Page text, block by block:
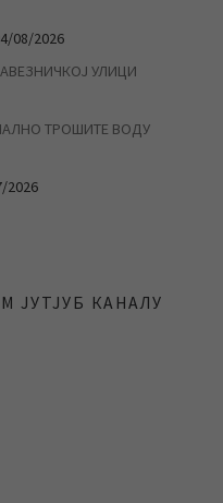
08/2026
УЛИЦИ
ТРОШИТЕ ВОДУ
2026
ЈУТЈУБ КАНАЛУ